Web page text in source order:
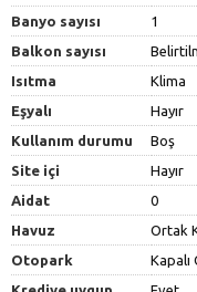
Banyo sayısı
1
Balkon sayısı
Isıtma
Klima
Eşyalı
Hayır
Kullanım durumu
Boş
Site içi
Hayır
Aidat
0
Havuz
Ortak
Otopark